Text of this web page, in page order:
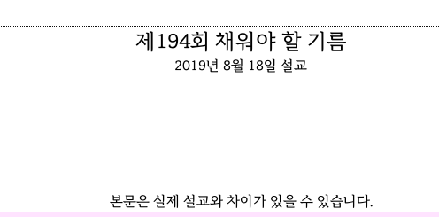
제194회 채워야 할 기름
2019년 8월 18일 설교
본문은 실제 설교와 차이가 있을 수 있습니다.